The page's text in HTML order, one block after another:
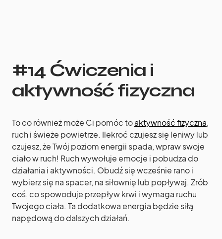
#14 Ćwiczenia i
aktywność fizyczna
To co również może Ci pomóc toaktywność fizyczna,
ruch i świeże powietrze. Ilekroć czujesz się leniwy lub
czujesz, że Twój poziom energii spada, wpraw swoje
ciało w ruch! Ruch wywołuje emocje i pobudza do
działania i aktywności. Obudź się wcześnie rano i
wybierz się na spacer, na siłownię lub popływaj. Zrób
coś, co spowoduje przepływ krwi i wymaga ruchu
Twojego ciała. Ta dodatkowa energia będzie siłą
napędową do dalszych działań.